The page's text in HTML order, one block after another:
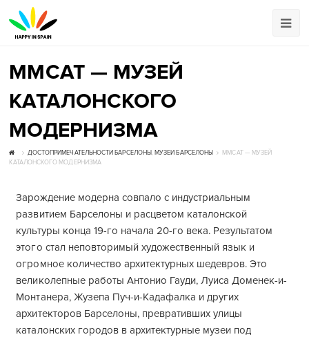
MMCAT — МУЗЕЙ
КАТАЛОНСКОГО
МОДЕРНИЗМА
ДОСТОПРИМЕЧАТЕЛЬНОСТИ БАРСЕЛОНЫ , МУЗЕИ БАРСЕЛОНЫ
MMCAT — МУЗЕЙ
КАТАЛОНСКОГО МОДЕРНИЗМА
Зарождение модерна совпало с индустриальным
развитием Барселоны и расцветом каталонской
культуры конца 19-го начала 20-го века. Результатом
этого стал неповторимый художественный язык и
огромное количество архитектурных шедевров. Это
великолепные работы Антонио Гауди, Луиса Доменек-и-
Монтанера, Жузепа Пуч-и-Кадафалка и других
архитекторов Барселоны, превративших улицы
каталонских городов в архитектурные музеи под